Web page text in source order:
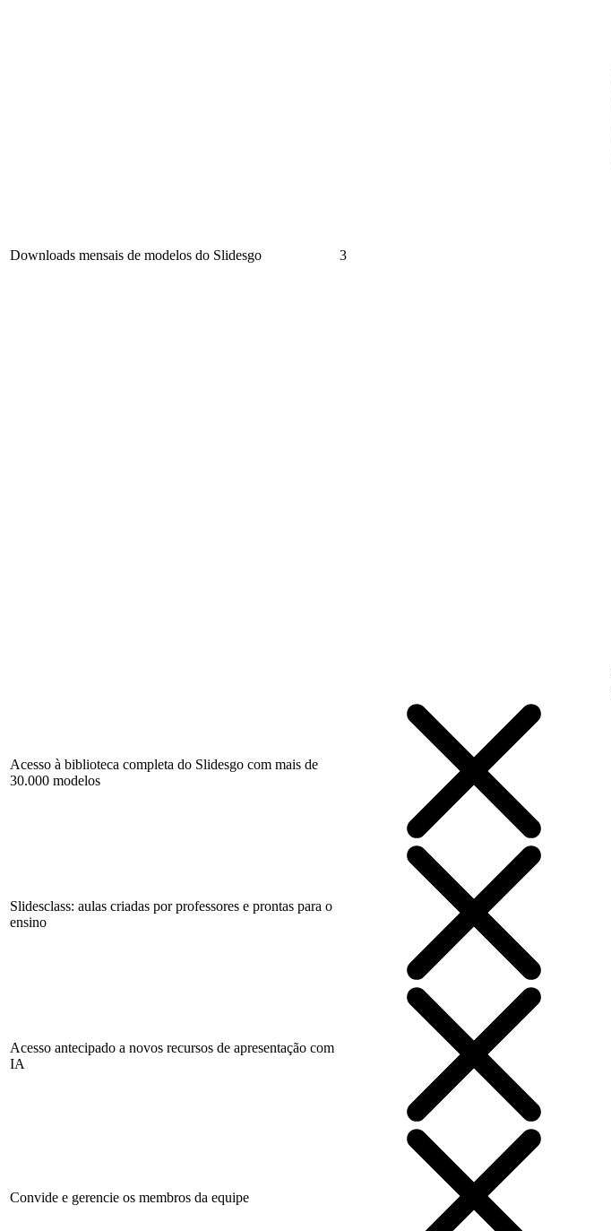
Downloads mensais de modelos do Slidesgo 3
Acesso à biblioteca completa do Slidesgo com mais de
30.000 modelos
Slidesclass: aulas criadas por professores e prontas para o
ensino
Acesso antecipado a novos recursos de apresentação com
IA
Convide e gerencie os membros da equipe